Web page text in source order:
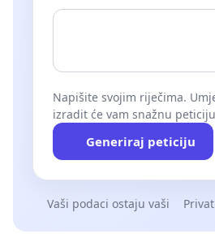
Napišite svojim riječima.
izradit će vam snažnu
Generiraj peticiju
Vaši podaci ostaju vaši